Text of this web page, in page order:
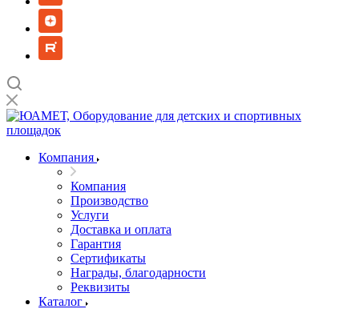
Компания
Компания
Производство
Услуги
Доставка и оплата
Гарантия
Сертификаты
Награды, благодарности
Реквизиты
Каталог